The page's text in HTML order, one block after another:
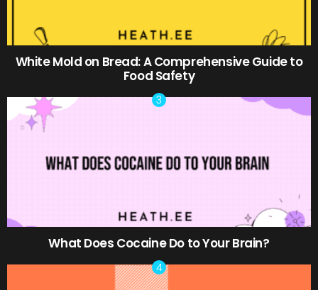
White Mold on Bread: A Comprehensive Guide to
Food Safety
What Does Cocaine Do to Your Brain?